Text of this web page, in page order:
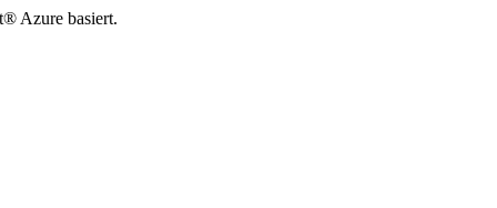
Azure basiert.